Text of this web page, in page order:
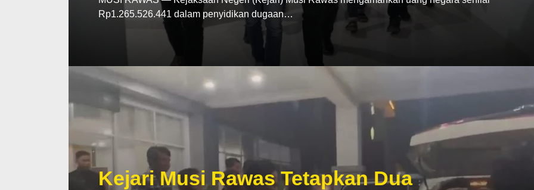
Rp1.265.526.441 dalam penyidikan dugaan…
Kejari Musi Rawas Tetapkan Dua